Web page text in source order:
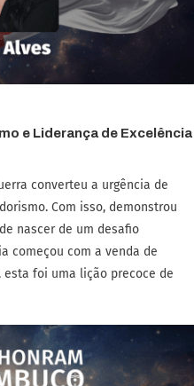
e Liderança de Excelência
converteu a urgência de
Com isso, demonstrou
nascer de um desafio
começou com a venda de
esta foi uma lição precoce de